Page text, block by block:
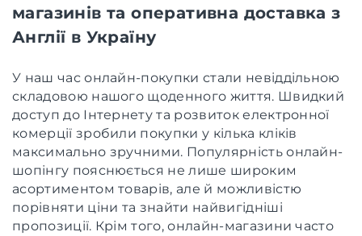
магазинів та оперативна доставка з
Англії в Україну
У наш час онлайн-покупки стали невіддільною
складовою нашого щоденного життя. Швидкий
доступ до Інтернету та розвиток електронної
комерції зробили покупки у кілька кліків
максимально зручними. Популярність онлайн-
шопінгу пояснюється не лише широким
асортиментом товарів, але й можливістю
порівняти ціни та знайти найвигідніші
пропозиції. Крім того, онлайн-магазини часто